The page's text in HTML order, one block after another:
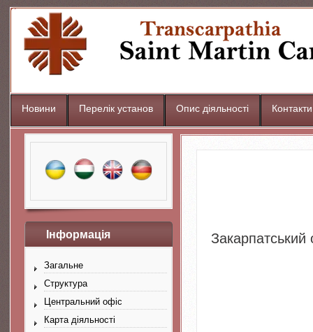
Новини Перелік установ Опис діяльності Контакти
Інформація
Загальне
Структура
Центральний офіс
Карта діяльності